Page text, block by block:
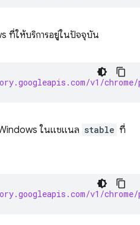
ที่ให้บริการอยู่ในปัจจุบัน
v1/
ในแชแนล stable ที่
v1/